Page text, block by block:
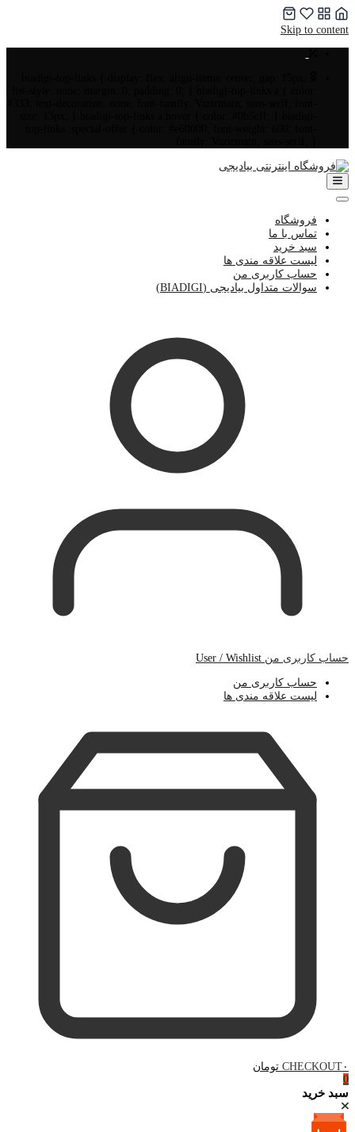
Skip to content
فروشگاه
تماس با ما
سبد خرید
لیست علاقه مندی ها
حساب کاربری من
سوالات متداول بیادیجی (BIADIGI)
حساب کاربری من User / Wishlist
حساب کاربری من
لیست علاقه مندی ها
CHECKOUT ۰ تومان
0
سبد خرید